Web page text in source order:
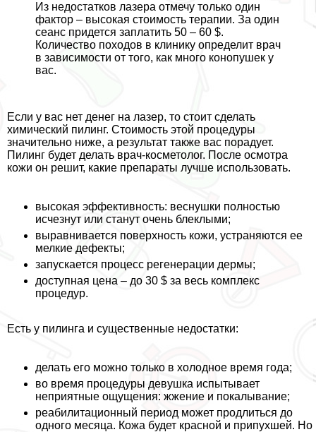
Из недостатков лазера отмечу только один
фактор – высокая стоимость терапии. За один
сеанс придется заплатить 50 – 60 $.
Количество походов в клинику определит врач
в зависимости от того, как много конопушек у
вас.
Если у вас нет денег на лазер, то стоит сделать
химический пилинг. Стоимость этой процедуры
значительно ниже, а результат также вас порадует.
Пилинг будет делать врач-косметолог. После осмотра
кожи он решит, какие препараты лучше использовать.
высокая эффективность: веснушки полностью
исчезнут или станут очень блеклыми;
выравнивается поверхность кожи, устраняются ее
мелкие дефекты;
запускается процесс регенерации дермы;
доступная цена – до 30 $ за весь комплекс
процедур.
Есть у пилинга и существенные недостатки:
делать его можно только в холодное время года;
во время процедуры дeвyшка испытывает
неприятные ощущения: жжение и покалывание;
реабилитационный период может продлиться до
одного месяца. Кожа будет красной и припухшей. Но